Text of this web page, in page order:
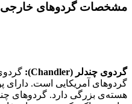
مشخصات گردوهای خارجی
گردوی چندلر (Chandler):
گردوهای آمریکایی است. دارای
هسته‌ی بزرگی دارد. گردوهای